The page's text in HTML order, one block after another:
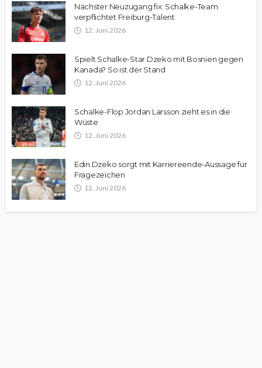
Nächster Neuzugang fix: Schalke-Team
verpflichtet Freiburg-Talent
12. Juni 2026
Spielt Schalke-Star Dzeko mit Bosnien gegen
Kanada? So ist der Stand
12. Juni 2026
Schalke-Flop Jordan Larsson zieht es in die
Wüste
12. Juni 2026
Edin Dzeko sorgt mit Karriereende-Aussage für
Fragezeichen
12. Juni 2026